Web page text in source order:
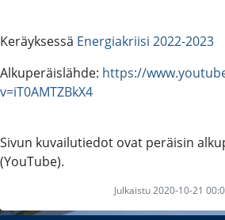
Keräyksessä Energiakriisi 2022-2023
Alkuperäislähde: https://
v=iT0AMTZBkX4
Sivun kuvailutiedot ovat peräisin
(YouTube).
Julkaistu 2020-10-21